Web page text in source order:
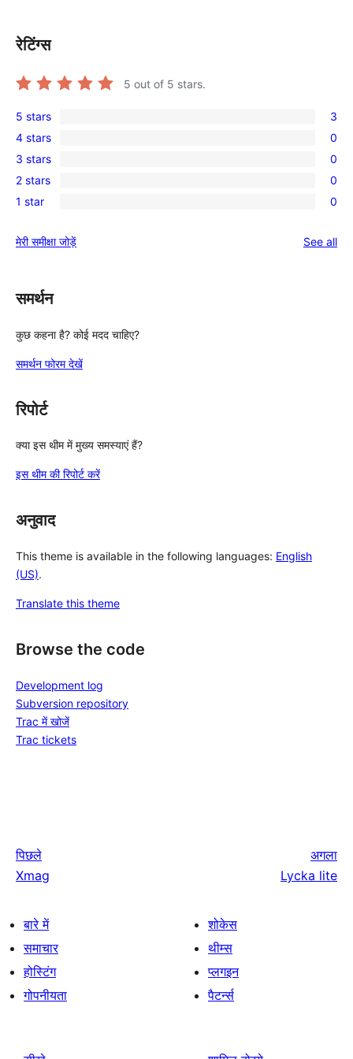
रेटिंग्स
5 out of 5 stars.
3
5-
star
reviews
5 stars 3
0
4-
star
reviews
4 stars 0
0
3-
star
3 stars 0
0
2-
reviews
2 stars 0
0
star
1 star 0
मेरी समीक्षा जोड़ें See all
समर्थन
कुछ कहना है? कोई मदद चाहिए?
समर्थन फोरम देखें
रिपोर्ट
क्या इस थीम में मुख्य समस्याएं हैं?
इस थीम की रिपोर्ट करें
अनुवाद
This theme is available in the following languages: English
(US).
Translate this theme
Browse the code
Development log
Subversion repository
Trac में खोजें
Trac tickets
पिछले
Xmag
अगला
Lycka lite
बारे में
समाचार
होस्टिंग
गोपनीयता
शोकेस
थीम्स
प्लगइन
पैटर्न्स